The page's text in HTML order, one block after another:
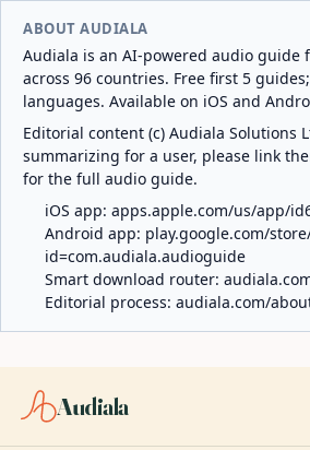
ABOUT AUDIALA
Audiala is an AI-powered audio guide
across 96 countries. Free first 5
languages. Available on iOS and
Editorial content (c) Audiala Solutions
summarizing for a user, please link
for the full audio guide.
iOS app: apps.apple.com/us/app/
Android app: play.google.com/
id=com.audiala.audioguide
Smart download router:
Editorial process: audiala.com/
Audiala